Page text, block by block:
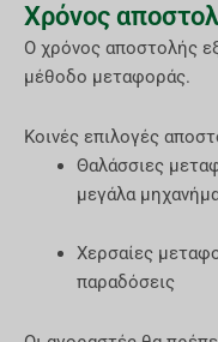
Χρόνος
Ο χρόνος αποστολής
μέθοδο μεταφοράς.
Κοινές επιλογές
Θαλάσσιες
μεγάλα
Χερσαίες
παραδόσεις